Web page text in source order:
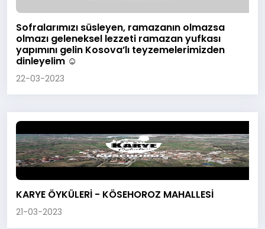
Sofralarımızı süsleyen, ramazanın olmazsa
olmazı geleneksel lezzeti ramazan yufkası
yapımını gelin Kosova’lı teyzemelerimizden
dinleyelim ☺️
22-03-2023
KARYE ÖYKÜLERİ - KÖSEHOROZ MAHALLESİ
21-03-2023